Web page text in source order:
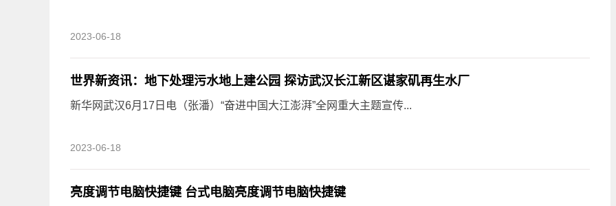
2023-06-18
世界新资讯：地下处理污水地上建公园 探访武汉长江新区谌家矶再生水厂
新华网武汉6月17日电（张潘）“奋进中国大江澎湃”全网重大主题宣传...
2023-06-18
亮度调节电脑快捷键 台式电脑亮度调节电脑快捷键